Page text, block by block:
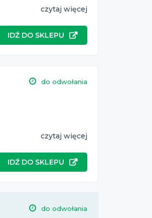
czytaj więcej
IDŹ DO SKLEPU
do odwołania
czytaj więcej
IDŹ DO SKLEPU
do odwołania